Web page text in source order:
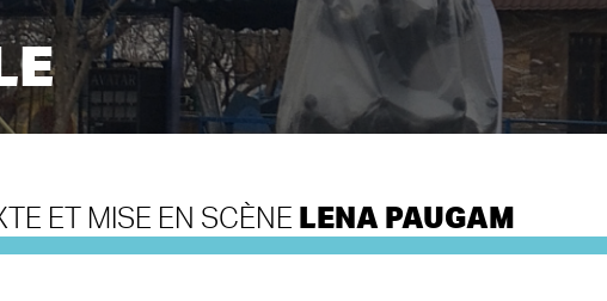
ET MISE EN SCÈNE LENA PAUGAM